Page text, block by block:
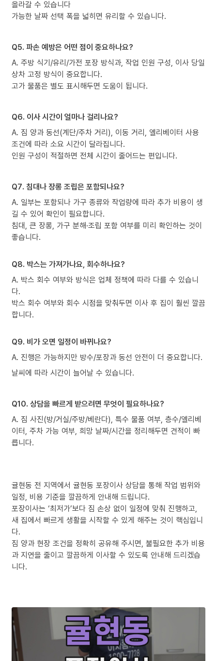
올라갈 수 있습니다
가능한 날짜 선택 폭을 넓히면 유리할 수 있습니다.
Q5. 파손 예방은 어떤 점이 중요하나요?
A. 주방 식기/유리/가전 포장 방식과, 작업 인원 구성, 이사 당일
상차 고정 방식이 중요합니다.
고가 물품은 별도 표시해두면 도움이 됩니다.
Q6. 이사 시간이 얼마나 걸리나요?
A. 짐 양과 동선(계단/주차 거리), 이동 거리, 엘리베이터 사용
조건에 따라 소요 시간이 달라집니다.
인원 구성이 적절하면 전체 시간이 줄어드는 편입니다.
Q7. 침대나 장롱 조립은 포함되나요?
A. 일부는 포함되나 가구 종류와 작업량에 따라 추가 비용이 생
길 수 있어 확인이 필요합니다.
침대, 큰 장롱, 가구 분해·조립 포함 여부를 미리 확인하는 것이
좋습니다.
Q8. 박스는 가져가나요, 회수하나요?
A. 박스 회수 여부와 방식은 업체 정책에 따라 다를 수 있습니
다.
박스 회수 여부와 회수 시점을 맞춰두면 이사 후 집이 훨씬 깔끔
합니다.
Q9. 비가 오면 일정이 바뀌나요?
A. 진행은 가능하지만 방수/포장과 동선 안전이 더 중요합니다.
날씨에 따라 시간이 늘어날 수 있습니다.
Q10. 상담을 빠르게 받으려면 무엇이 필요하나요?
A. 짐 사진(방/거실/주방/베란다), 특수 물품 여부, 층수/엘리베
이터, 주차 가능 여부, 희망 날짜/시간을 정리해두면 견적이 빠
릅니다.
귤현동 전 지역에서 귤현동 포장이사 상담을 통해 작업 범위와
일정, 비용 기준을 깔끔하게 안내해 드립니다.
포장이사는 ‘최저가’보다 짐 손상 없이 일정에 맞춰 진행하고,
새 집에서 빠르게 생활을 시작할 수 있게 해주는 것이 핵심입니
다.
짐 양과 현장 조건을 정확히 공유해 주시면, 불필요한 추가 비용
과 지연을 줄이고 깔끔하게 이사할 수 있도록 안내해 드리겠습
니다.